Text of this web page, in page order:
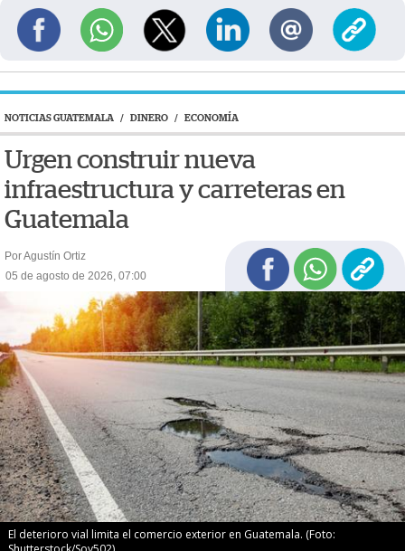
NOTICIAS GUATEMALA / DINERO / ECONOMÍA
Urgen construir nueva
infraestructura y carreteras en
Guatemala
Por Agustín Ortiz
05 de agosto de 2026, 07:00
El deterioro vial limita el comercio exterior en Guatemala. (Foto: